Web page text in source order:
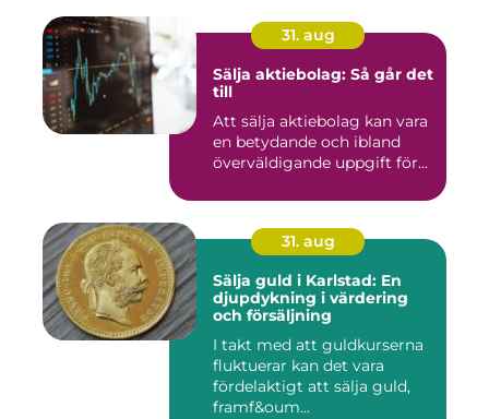
31. aug
Sälja aktiebolag: Så går det
till
Att sälja aktiebolag kan vara
en betydande och ibland
överväldigande uppgift för...
31. aug
Sälja guld i Karlstad: En
djupdykning i värdering
och försäljning
I takt med att guldkurserna
fluktuerar kan det vara
fördelaktigt att sälja guld,
framf&oum...